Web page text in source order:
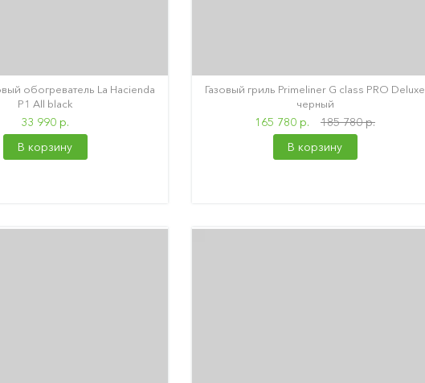
обогреватель La Hacienda
P1 All black
33 990 р.
В корзину
Газовый гриль Primeliner G class PRO Deluxe
черный
165 780 р.
185 780 р.
В корзину